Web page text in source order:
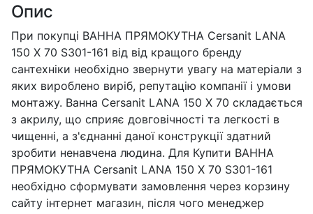
Опис
При покупці ВАННА ПРЯМОКУТНА Cersanit LANA
150 X 70 S301-161 від від кращого бренду
сантехніки необхідно звернути увагу на матеріали з
яких вироблено виріб, репутацію компанії і умови
монтажу. Ванна Cersanit LANA 150 X 70 складається
з акрилу, що сприяє довговічності та легкості в
чищенні, а з'єднанні даної конструкції здатний
зробити ненавчена людина. Для Купити ВАННА
ПРЯМОКУТНА Cersanit LANA 150 X 70 S301-161
необхідно сформувати замовлення через корзину
сайту інтернет магазин, після чого менеджер